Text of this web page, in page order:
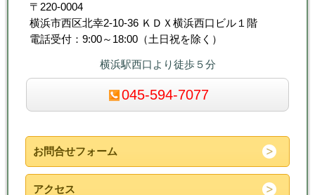
〒220-0004
横浜市西区北幸2-10-36 ＫＤＸ横浜西口ビル１階
電話受付：9:00～18:00（土日祝を除く）
横浜駅西口より徒歩５分
045-594-7077
お問合せフォーム
アクセス